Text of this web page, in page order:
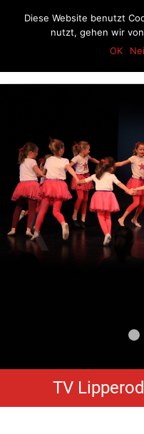
Turnverein
❬
TV
Diese Website benutzt
nutzt, gehen wir
OK